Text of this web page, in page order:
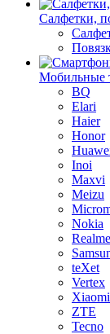
Салфетки,
Мобильные
BQ
Elari
Haier
Honor
Inoi
Maxvi
Meizu
Nokia
Realme
teXet
Vertex
Xiaomi
ZTE
Tecno